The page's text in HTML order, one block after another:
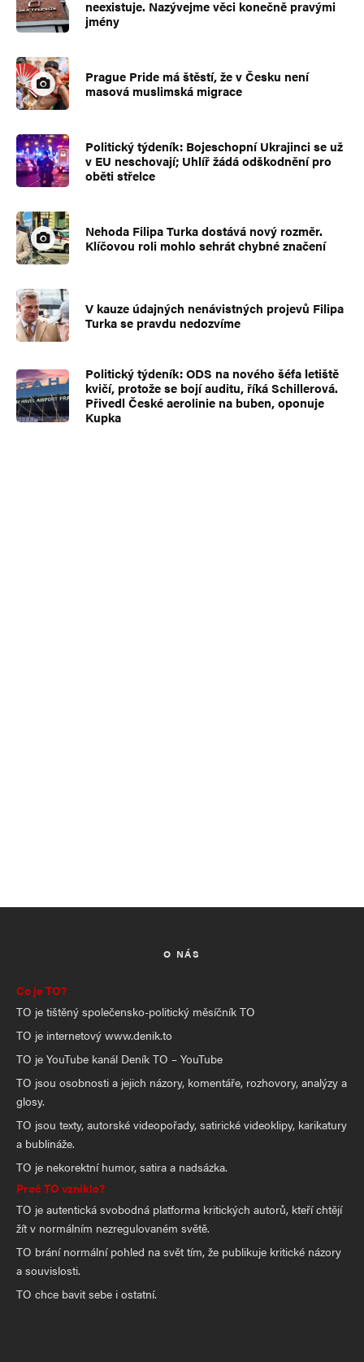
neexistuje. Nazývejme věci konečně pravými
jmény
Prague Pride má štěstí, že v Česku není
masová muslimská migrace
Politický týdeník: Bojeschopní Ukrajinci se už
v EU neschovají; Uhlíř žádá odškodnění pro
oběti střelce
Nehoda Filipa Turka dostává nový rozměr.
Klíčovou roli mohlo sehrát chybné značení
V kauze údajných nenávistných projevů Filipa
Turka se pravdu nedozvíme
Politický týdeník: ODS na nového šéfa letiště
kvičí, protože se bojí auditu, říká Schillerová.
Přivedl České aerolinie na buben, oponuje
Kupka
O NÁS
Co je TO?
TO je tištěný společensko-politický měsíčník TO
TO je internetový www.denik.to
TO je YouTube kanál Deník TO – YouTube
TO jsou osobnosti a jejich názory, komentáře, rozhovory, analýzy a
glosy.
TO jsou texty, autorské videopořady, satirické videoklipy, karikatury
a bublináže.
TO je nekorektní humor, satira a nadsázka.
Proč TO vzniklo?
TO je autentická svobodná platforma kritických autorů, kteří chtějí
žít v normálním nezregulovaném světě.
TO brání normální pohled na svět tím, že publikuje kritické názory
a souvislosti.
TO chce bavit sebe i ostatní.